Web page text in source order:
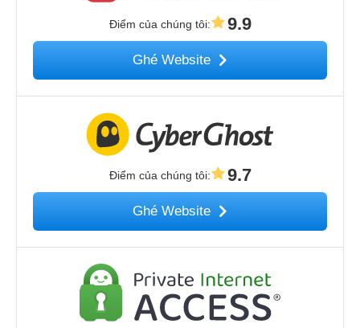
Điểm của chúng tôi: 9.9
Ghé Website
Điểm của chúng tôi: 9.7
Ghé Website